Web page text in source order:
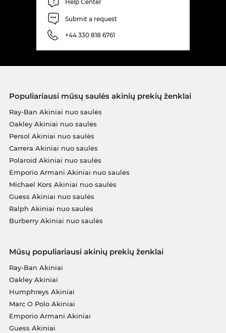
Help Center
Submit a request
+44 330 818 6761
Populiariausi mūsų saulės akinių prekių ženklai
Ray-Ban Akiniai nuo saulės
Oakley Akiniai nuo saulės
Persol Akiniai nuo saulės
Carrera Akiniai nuo saulės
Polaroid Akiniai nuo saulės
Emporio Armani Akiniai nuo saulės
Michael Kors Akiniai nuo saulės
Guess Akiniai nuo saulės
Ralph Akiniai nuo saulės
Burberry Akiniai nuo saulės
Mūsų populiariausi akinių prekių ženklai
Ray-Ban Akiniai
Oakley Akiniai
Humphreys Akiniai
Marc O Polo Akiniai
Emporio Armani Akiniai
Guess Akiniai